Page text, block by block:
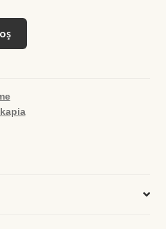
kapia